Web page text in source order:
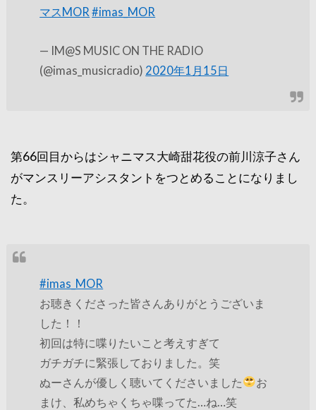
マスMOR #imas_MOR
— IM@S MUSIC ON THE RADIO
(@imas_musicradio) 2020年1月15日
第66回目からはシャニマス大崎甜花役の前川涼子さん
がマンスリーアシスタントをつとめることになりまし
た。
#imas_MOR
お聴きくださった皆さんありがとうございま
した！！
初回は特に喋りたいこと考えすぎて
ガチガチに緊張しておりました。笑
ぬーさんが優しく聴いてくださいました
お
まけ、私めちゃくちゃ喋ってた…ね…笑